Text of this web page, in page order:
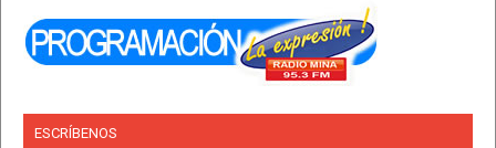
ESCRÍBENOS